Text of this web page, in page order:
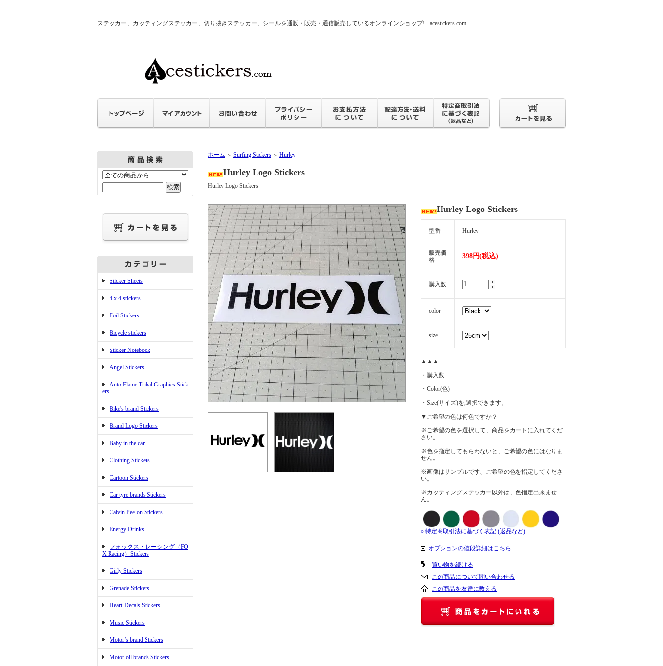
ステッカー、カッティングステッカー、切り抜きステッカー、シールを通販・販売・通信販売しているオンラインショップ! - acestickers.com
Sticker Sheets
4 x 4 stickers
Foil Stickers
Bicycle stickers
Sticker Notebook
Angel Stickers
Auto Flame Tribal Graphics Stick
ers
Bike's brand Stickers
Brand Logo Stickers
Baby in the car
Clothing Stickers
Cartoon Stickers
Car tyre brands Stickers
Calvin Pee-on Stickers
Energy Drinks
フォックス・レーシング（FO
X Racing）Stickers
Girly Stickers
Grenade Stickers
Heart-Decals Stickers
Music Stickers
Motor’s brand Stickers
Motor oil brands Stickers
ホーム ＞ Surfing Stickers ＞ Hurley
Hurley Logo Stickers
Hurley Logo Stickers
Hurley Logo Stickers
型番 Hurley
販売価
格
398円(税込)
購入数
color
size
▲▲▲
・購入数
・Color(色)
・Size(サイズ)を,選択できます。
▼ご希望の色は何色ですか？
※ご希望の色を選択して、商品をカートに入れてくだ
さい。
※色を指定してもらわないと、ご希望の色にはなりま
せん。
※画像はサンプルです、ご希望の色を指定してくださ
い。
※カッティングステッカー以外は、色指定出来ませ
ん。
» 特定商取引法に基づく表記 (返品など)
オプションの値段詳細はこちら
買い物を続ける
この商品について問い合わせる
この商品を友達に教える